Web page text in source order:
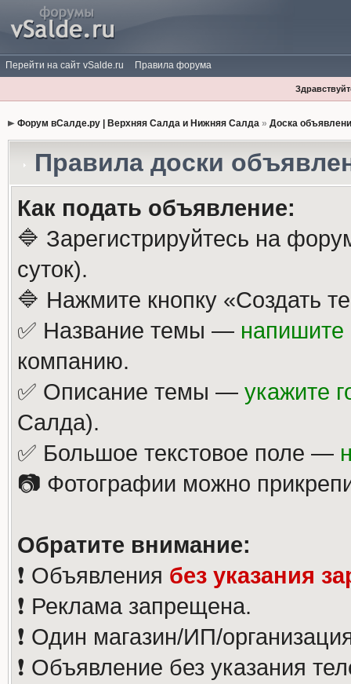
Перейти на сайт vSalde.ru Правила форума
Форум вСалде.ру | Верхняя Салда и Нижняя Салда» Доска
Правила доски
Как подать объявление:
🔷 Зарегистрируйтесь на
суток).
🔷 Нажмите кнопку «Создать
✅ Название темы — напишите
компанию.
✅ Описание темы — укажите
Салда).
✅ Большое текстовое поле —
📷 Фотографии можно
Обратите внимание:
❗️ Объявления без указания
❗️ Реклама запрещена.
❗️ Один магазин/ИП/
❗️ Объявление без указания